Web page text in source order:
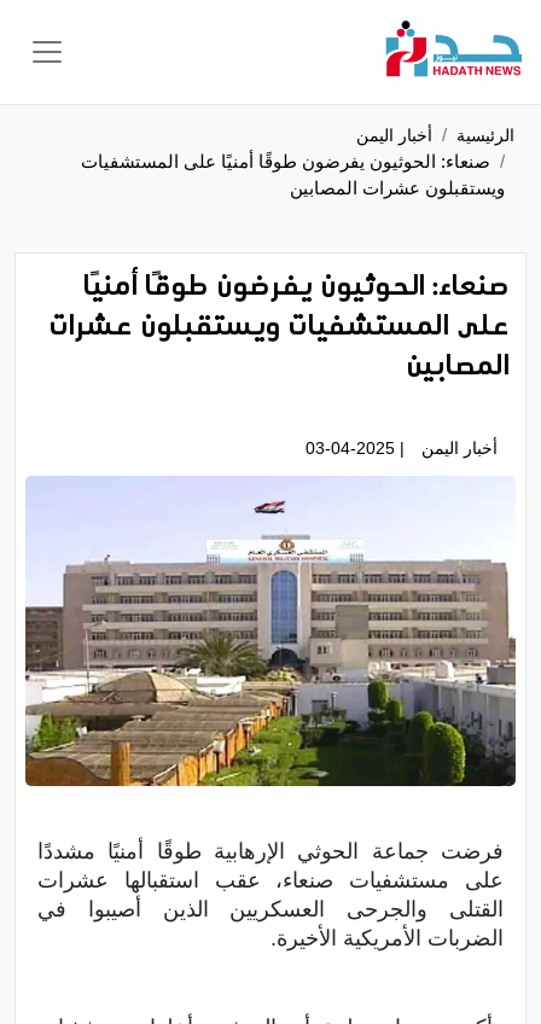
الرئيسية أخبار اليمن
صنعاء: الحوثيون يفرضون طوقًا أمنيًا على المستشفيات
ويستقبلون عشرات المصابين
صنعاء: الحوثيون يفرضون طوقًا أمنيًا
على المستشفيات ويستقبلون عشرات
المصابين
أخبار اليمن | 03-04-2025
فرضت جماعة الحوثي الإرهابية طوقًا أمنيًا مشددًا
على مستشفيات صنعاء، عقب استقبالها عشرات
القتلى والجرحى العسكريين الذين أصيبوا في
الضربات الأمريكية الأخيرة.